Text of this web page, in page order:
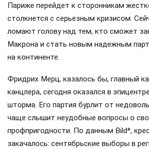
Париже перейдет к сторонникам
столкнется с серьезным кризисом.
ломают голову над тем, кто сможет
Макрона и стать новым надежным
на континенте.
Фридрих Мерц, казалось бы, главный
канцлера, сегодня оказался в
шторма. Его партия бурлит от
чаще слышит неудобные вопросы о
профпригодности. По данным Bild*,
закачалось: сентябрьские выборы в